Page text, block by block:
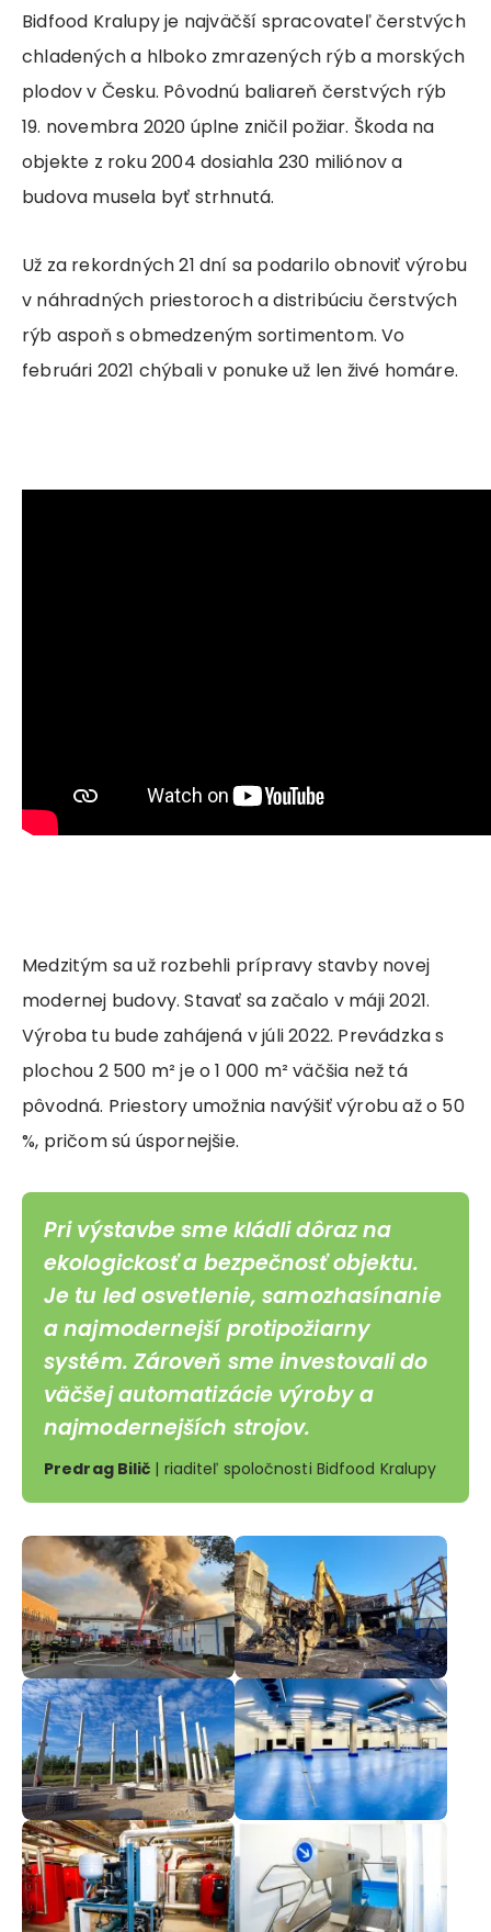
Bidfood Kralupy je najväčší spracovateľ čerstvých
chladených a hlboko zmrazených rýb a morských
plodov v Česku. Pôvodnú baliareň čerstvých rýb
19. novembra 2020 úplne zničil požiar. Škoda na
objekte z roku 2004 dosiahla 230 miliónov a
budova musela byť strhnutá.
Už za rekordných 21 dní sa podarilo obnoviť výrobu
v náhradných priestoroch a distribúciu čerstvých
rýb aspoň s obmedzeným sortimentom. Vo
februári 2021 chýbali v ponuke už len živé homáre.
Medzitým sa už rozbehli prípravy stavby novej
modernej budovy. Stavať sa začalo v máji 2021.
Výroba tu bude zahájená v júli 2022. Prevádzka s
plochou 2 500 m² je o 1 000 m² väčšia než tá
pôvodná. Priestory umožnia navýšiť výrobu až o 50
%, pričom sú úspornejšie.
Pri výstavbe sme kládli dôraz na
ekologickosť a bezpečnosť objektu.
Je tu led osvetlenie, samozhasínanie
a najmodernejší protipožiarny
systém. Zároveň sme investovali do
väčšej automatizácie výroby a
najmodernejších strojov.
Predrag Bilič | riaditeľ spoločnosti Bidfood Kralupy